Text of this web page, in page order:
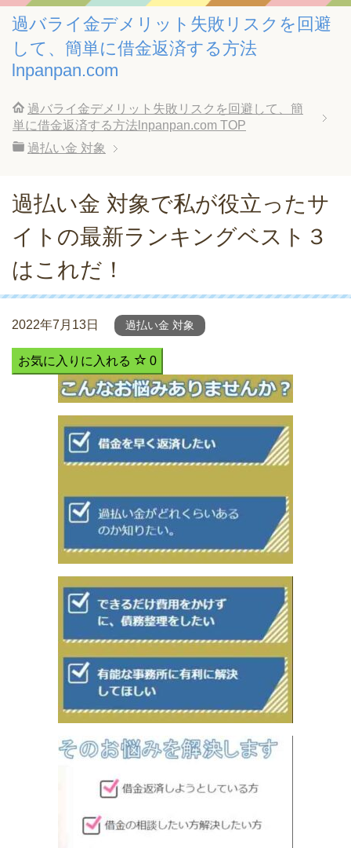
過バライ金デメリット失敗リスクを回避
して、簡単に借金返済する方法
lnpanpan.com
過バライ金デメリット失敗リスクを回避して、簡
単に借金返済する方法lnpanpan.com TOP
過払い金 対象
過払い金 対象で私が役立ったサ
イトの最新ランキングベスト３
はこれだ！
2022年7月13日 過払い金 対象
お気に入りに入れる 0